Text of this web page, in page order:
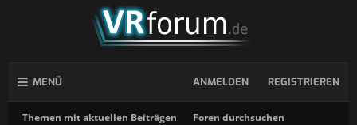
MENÜ
Themen mit aktuellen Beiträgen Foren durchsuchen
ANMELDEN REGISTRIEREN